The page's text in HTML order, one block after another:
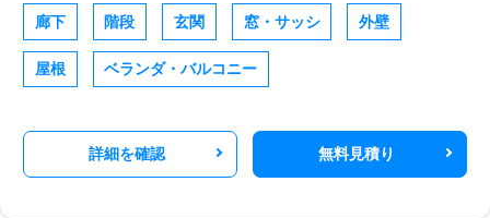
廊下 階段 玄関 窓・サッシ 外壁
屋根 ベランダ・バルコニー
詳細を確認 無料見積り